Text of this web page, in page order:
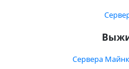
Сервера